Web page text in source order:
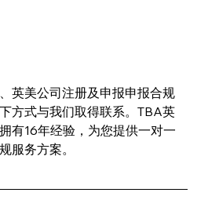
英美公司注册及申报申报合规
方式与我们取得联系。TBA英
有16年经验，为您提供一对一
服务方案。